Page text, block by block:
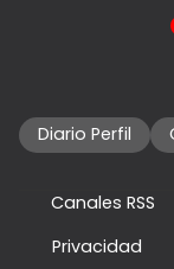
Diario Perfil
Canales RSS
Privacidad